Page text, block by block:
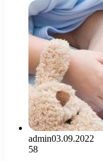
admin03.09.2022
58